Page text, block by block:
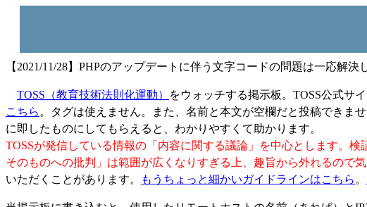
【2021/11/28】PHPのアップデートに伴う文字コードの問題は一応解決
TOSS（教育技術法則化運動） をウォッチする掲示板。TOSS公式サ
こちら 。タグは使えません。また、名前と本文が空欄だと投稿できま
に即したものにしてもらえると、わかりやすくて助かります。
TOSSが発信している情報の「内容に関する議論」を中心とします。
そのものへの批判」は範囲が広くなりすぎる上、趣旨から外れるので気
いただくことがあります。
もうちょっと細かいガイドラインはこちら 。